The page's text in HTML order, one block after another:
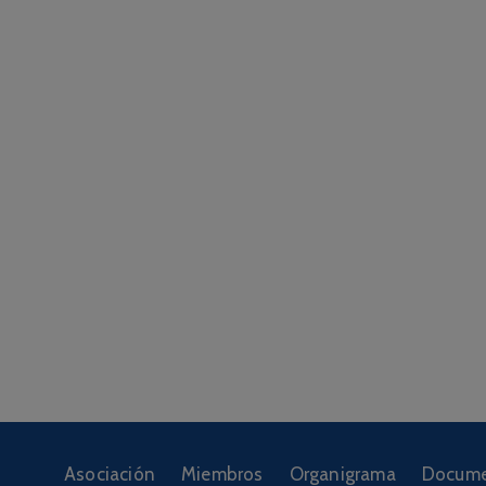
Asociación Miembros Organigrama